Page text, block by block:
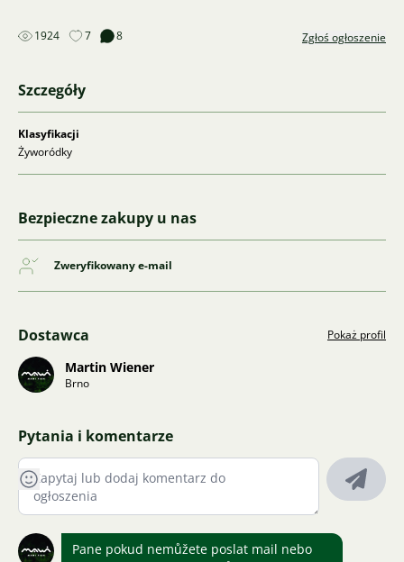
1924 7 8 Zgłoś ogłoszenie
Szczegóły
Klasyfikacji
Żyworódky
Bezpieczne zakupy u nas
Zweryfikowany e-mail
Dostawca Pokaż profil
Martin Wiener
Brno
Pytania i komentarze
Pane pokud nemůžete poslat mail nebo